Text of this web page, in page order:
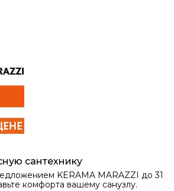
сантехнику
KERAMA MARAZZI до 31
комфорта вашему санузлу.